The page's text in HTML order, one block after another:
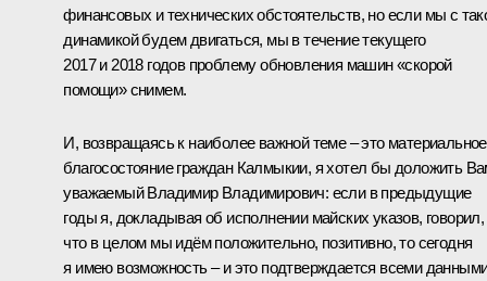
финансовых и технических обстоятельств, но если мы с
динамикой будем двигаться, мы в течение текущего
2017 и 2018 годов проблему обновления машин «скорой
помощи» снимем.
И, возвращаясь к наиболее важной теме – это материальное
благосостояние граждан Калмыкии, я хотел бы доложить
уважаемый Владимир Владимирович: если в предыдущие
годы я, докладывая об исполнении майских указов, говорил,
что в целом мы идём положительно, позитивно, то сегодня
я имею возможность – и это подтверждается всеми